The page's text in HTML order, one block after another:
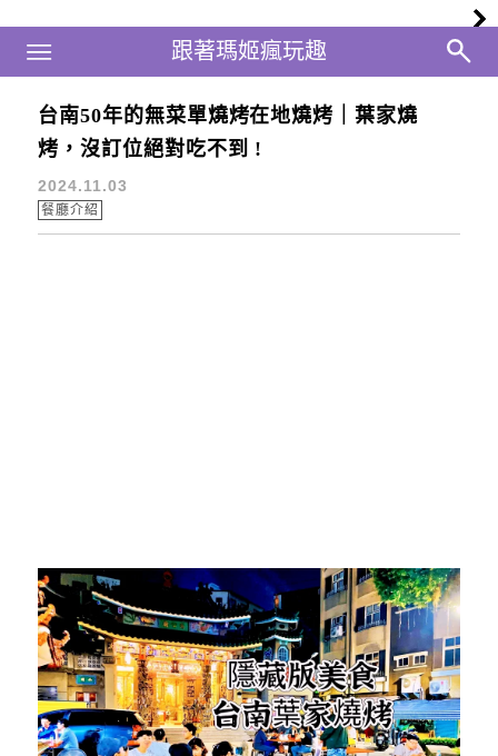
跟著瑪姬瘋玩趣
跟著瑪姬瘋玩趣
Main Menu
美食探險
台南50年的無菜單燒烤在地燒烤｜葉家燒
烤，沒訂位絕對吃不到 !
2024.11.03
餐廳介紹